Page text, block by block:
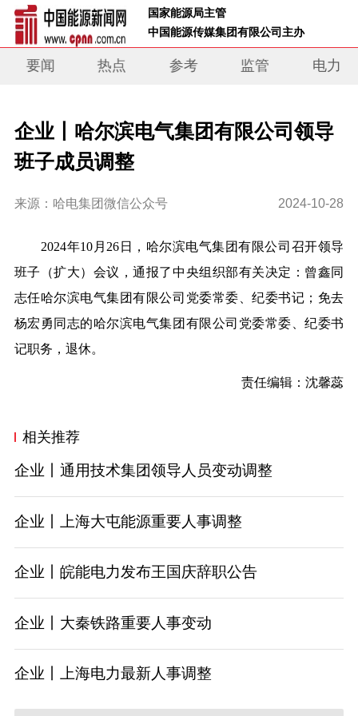
国家能源局主管
中国能源传媒集团有限公司主办
要闻 热点 参考 监管 电力
企业丨哈尔滨电气集团有限公司领导
班子成员调整
来源：哈电集团微信公众号 2024-10-28
2024年10 月 26日，哈尔滨电气集团有限公司召开领导
班子（扩大）会议，通报了中央组织部有关决定：曾鑫同
志任哈尔滨电气集团有限公司党委常委、纪委书记；免去
杨宏勇同志的哈尔滨电气集团有限公司党委常委、纪委书
记职务，退休。
责任编辑：沈馨蕊
相关推荐
企业丨通用技术集团领导人员变动调整
企业丨上海大屯能源重要人事调整
企业丨皖能电力发布王国庆辞职公告
企业丨大秦铁路重要人事变动
企业丨上海电力最新人事调整